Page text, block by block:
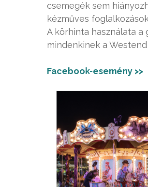
csemegék sem
kézműves
A körhinta használata
mindenkinek a
Facebook-esemény >>